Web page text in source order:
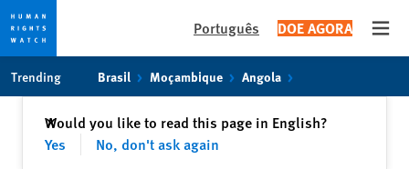
content
Português DOE AGORA
Trending Brasil Moçambique Angola
Would you like to read this page in English?
Yes
No, don't ask again
✕Fechar